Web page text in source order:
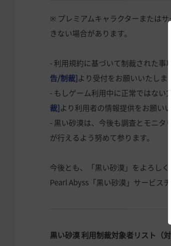
※ プレミアムキャラクターまたは
きない場合があります。
- 利用規約に基づいて制裁された事
告/制裁]より受付をお願いいたしま
- もしゲーム利用中に正常ではな
裁]より利用者の情報提供をお願いい
- 黒い砂漠は、今後も調査とモニ
が行えるよう努めて参ります。
今後とも、「黒い砂漠」をよろしく
Pearl Abyss「黒い砂漠」サービスチ
黒い砂漠 利用制裁対象者リスト（対